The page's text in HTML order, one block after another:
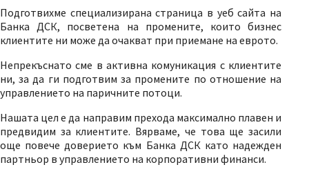
Подготвихме специализирана страница в уеб сайта на
Банка ДСК, посветена на промените, които бизнес
клиентите ни може да очакват при приемане на еврото.
Непрекъснато сме в активна комуникация с клиентите
ни, за да ги подготвим за промените по отношение на
управлението на паричните потоци.
Нашата цел е да направим прехода максимално плавен и
предвидим за клиентите. Вярваме, че това ще засили
още повече доверието към Банка ДСК като надежден
партньор в управлението на корпоративни финанси.